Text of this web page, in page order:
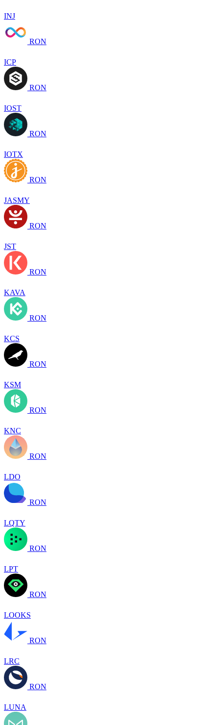
INJ
RON
ICP
RON
IOST
RON
IOTX
RON
JASMY
RON
JST
RON
KAVA
RON
KCS
RON
KSM
RON
KNC
RON
LDO
RON
LQTY
RON
LPT
RON
LOOKS
RON
LRC
RON
LUNA